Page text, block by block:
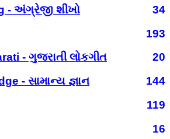
- અંગ્રેજી શીખો
34
193
- ગુજરાતી લોકગીત
20
- સામાન્ય જ્ઞાન
144
119
16